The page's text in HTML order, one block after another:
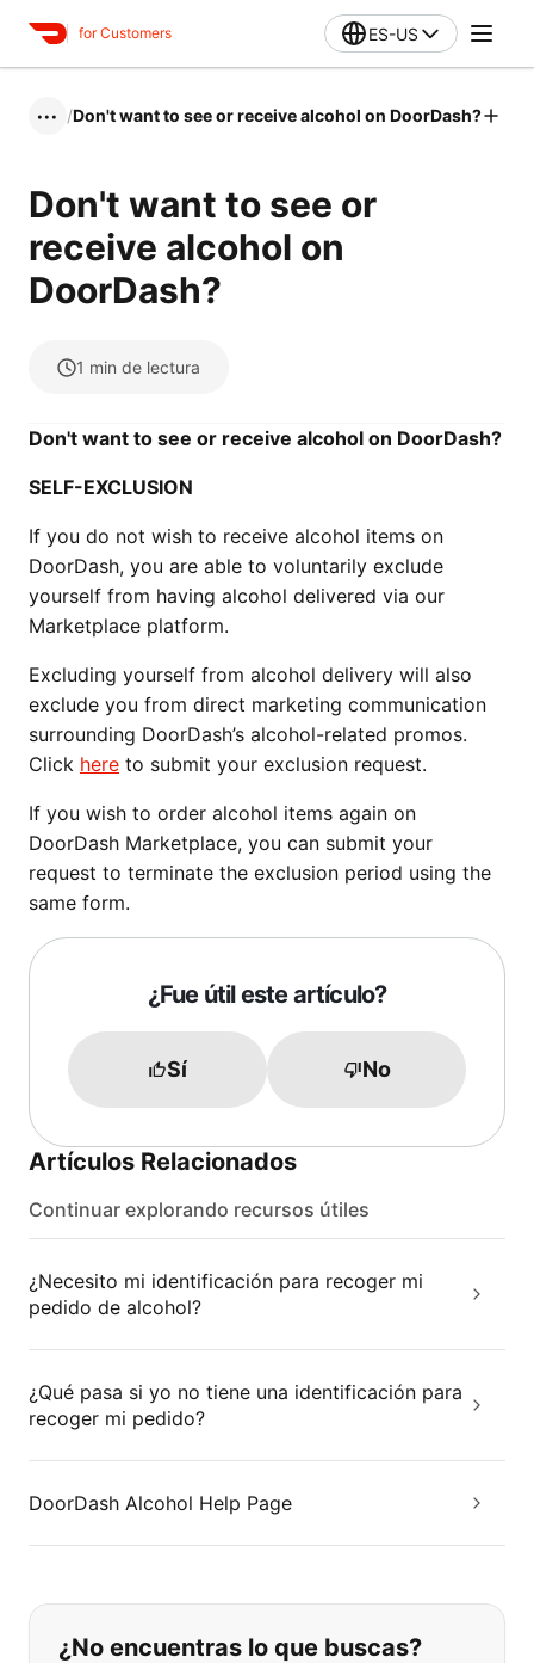
for Customers ES-US
••• /Don't want to see or receive alcohol on DoorDash?
Don't want to see or
receive alcohol on
DoorDash?
1 min de lectura
Don't want to see or receive alcohol on DoorDash?
SELF-EXCLUSION
If you do not wish to receive alcohol items on
DoorDash, you are able to voluntarily exclude
yourself from having alcohol delivered via our
Marketplace platform.
Excluding yourself from alcohol delivery will also
exclude you from direct marketing communication
surrounding DoorDash’s alcohol-related promos.
Click here to submit your exclusion request.
If you wish to order alcohol items again on
DoorDash Marketplace, you can submit your
request to terminate the exclusion period using the
same form.
¿Fue útil este artículo?
Sí No
Artículos Relacionados
Continuar explorando recursos útiles
¿Necesito mi identificación para recoger mi
pedido de alcohol?
¿Qué pasa si yo no tiene una identificación para
recoger mi pedido?
DoorDash Alcohol Help Page
Si no puede encontrar lo que está
¿No encuentras lo que buscas?